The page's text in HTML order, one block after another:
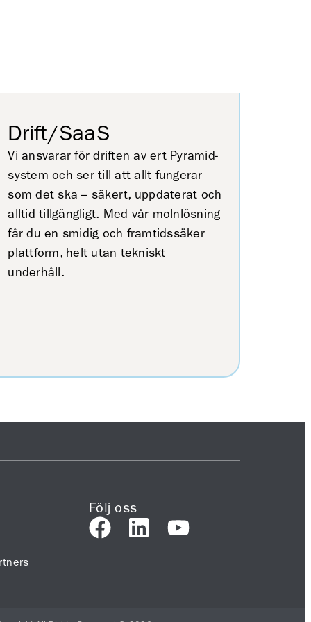
Drift/SaaS
Vi ansvarar för driften av ert Pyramid-
system och ser till att allt fungerar
som det ska – säkert, uppdaterat och
alltid tillgängligt. Med vår molnlösning
får du en smidig och framtidssäker
plattform, helt utan tekniskt
underhåll.
Följ oss